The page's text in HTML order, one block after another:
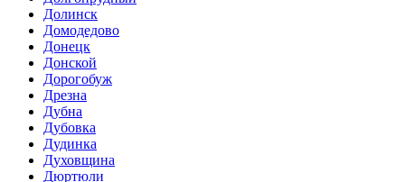
Долинск
Домодедово
Донецк
Донской
Дорогобуж
Дрезна
Дубна
Дубовка
Дудинка
Духовщина
Дюртюли